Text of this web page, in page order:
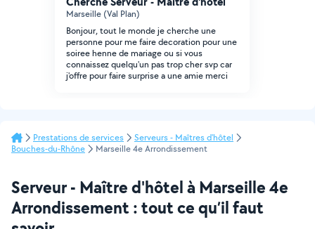
Marseille (Val Plan)
Bonjour, tout le monde je cherche une
personne pour me faire decoration pour une
soiree henne de mariage ou si vous
connaissez quelqu'un pas trop cher svp car
j'offre pour faire surprise a une amie merci
Prestations de services
Serveurs - Maîtres d'hôtel
Bouches-du-Rhône
Marseille 4e Arrondissement
Serveur - Maître d'hôtel à Marseille 4e
Arrondissement : tout ce qu’il faut